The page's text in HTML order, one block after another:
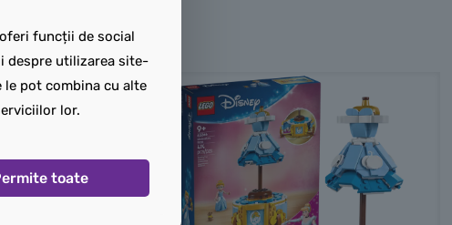
funcții de social
despre utilizarea site-
pot combina cu alte
lor.
toate